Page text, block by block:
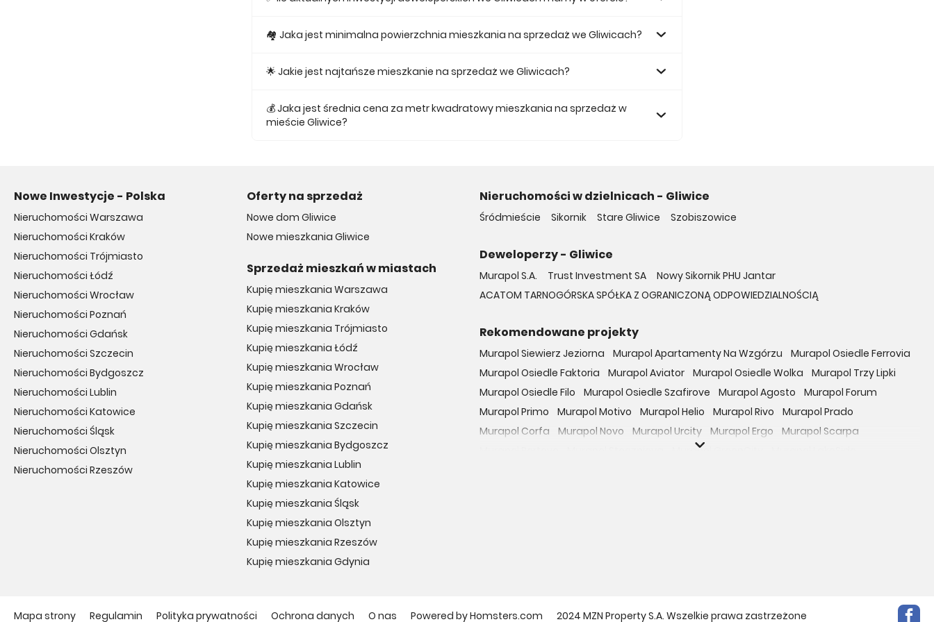
🏘 Jaka jest minimalna powierzchnia mieszkania na sprzedaż we Gliwicach?
🌟 Jakie jest najtańsze mieszkanie na sprzedaż we Gliwicach?
💰 Jaka jest średnia cena za metr kwadratowy mieszkania na sprzedaż w
mieście Gliwice?
Nowe Inwestycje - Polska
Nieruchomości Warszawa
Nieruchomości Kraków
Nieruchomości Trójmiasto
Nieruchomości Łódź
Nieruchomości Wrocław
Nieruchomości Poznań
Nieruchomości Gdańsk
Nieruchomości Szczecin
Nieruchomości Bydgoszcz
Nieruchomości Lublin
Nieruchomości Katowice
Nieruchomości Śląsk
Nieruchomości Olsztyn
Nieruchomości Rzeszów
Oferty na sprzedaż
Nowe dom Gliwice
Nowe mieszkania Gliwice
Sprzedaż mieszkań w miastach
Kupię mieszkania Warszawa
Kupię mieszkania Kraków
Kupię mieszkania Trójmiasto
Kupię mieszkania Łódź
Kupię mieszkania Wrocław
Kupię mieszkania Poznań
Kupię mieszkania Gdańsk
Kupię mieszkania Szczecin
Kupię mieszkania Bydgoszcz
Kupię mieszkania Lublin
Kupię mieszkania Katowice
Kupię mieszkania Śląsk
Kupię mieszkania Olsztyn
Kupię mieszkania Rzeszów
Kupię mieszkania Gdynia
Nieruchomości w dzielnicach - Gliwice
Śródmieście Sikornik Stare Gliwice Szobiszowice
Deweloperzy - Gliwice
Murapol S.A. Trust Investment SA
Nowy Sikornik PHU Jantar
ACATOM TARNOGÓRSKA SPÓŁKA Z OGRANICZONĄ ODPOWIEDZIALNOŚCIĄ
Rekomendowane projekty
Murapol Siewierz Jeziorna Murapol Apartamenty Na Wzgórzu
Murapol Osiedle Ferrovia
Murapol Osiedle Faktoria
Murapol Aviator Murapol Osiedle Wolka
Murapol Trzy Lipki
Murapol Osiedle Filo
Murapol Osiedle Szafirove Murapol Agosto
Murapol Forum
Murapol Primo
Murapol Motivo Murapol Helio Murapol Rivo
Murapol Prado
Murapol Corfa
Murapol Novo Murapol Urcity Murapol Ergo
Murapol Scarpa
Murapol GreenCity
Mapa strony Regulamin Polityka prywatności Ochrona danych O nas Powered by Homsters.com 2024 MZN Property S.A. Wszelkie prawa zastrzeżone